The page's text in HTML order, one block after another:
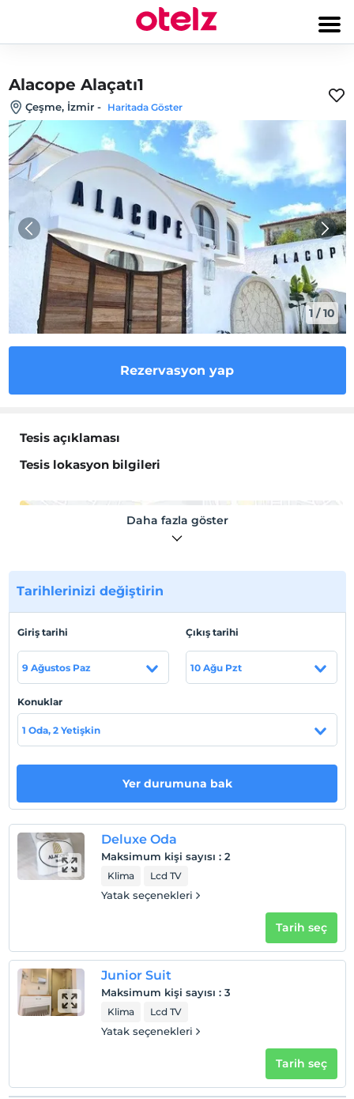
Alacope Alaçatı1
Çeşme, İzmir - Haritada Göster
1 /10
Rezervasyon yap
Tesis açıklaması
Tesis lokasyon bilgileri
Otel koşulları
Check/in
En erken saat 14:00 ve sonrası
Check/out
En geç saat 12:00 ve öncesi
Evcil hayvan kabul edilmemektedir.
Sigara
Odalarda sigara içilmez
Çocuklar
2 yaşına kadar olan bebekler ücretsizdir.
Her bir oda için 5 yaşına kadar 1 çocuk ücretsizdir
Daha fazla göster
Tarihlerinizi değiştirin
Giriş tarihi
9 Ağustos Paz
Çıkış tarihi
10 Ağu Pzt
Konuklar
1 Oda, 2 Yetişkin
Yer durumuna bak
Deluxe Oda
Maksimum kişi sayısı : 2
Klima Lcd TV
Yatak seçenekleri
Tarih seç
Junior Suit
Maksimum kişi sayısı : 3
Klima Lcd TV
Yatak seçenekleri
Tarih seç